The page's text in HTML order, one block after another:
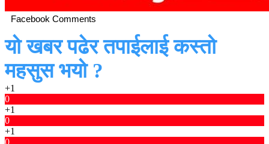
Facebook Comments
यो खबर पढेर तपाईलाई कस्तो
महसुस भयो ?
+1
0
+1
0
+1
0